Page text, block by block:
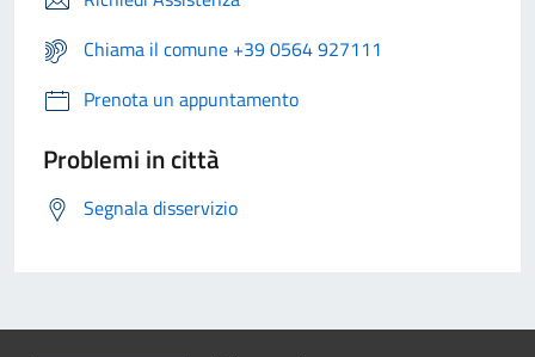
Chiama il comune +39 0564 927111
Prenota un appuntamento
Problemi in città
Segnala disservizio